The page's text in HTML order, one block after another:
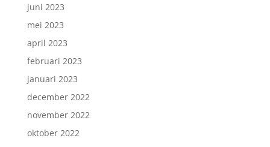
juni 2023
mei 2023
april 2023
februari 2023
januari 2023
december 2022
november 2022
oktober 2022